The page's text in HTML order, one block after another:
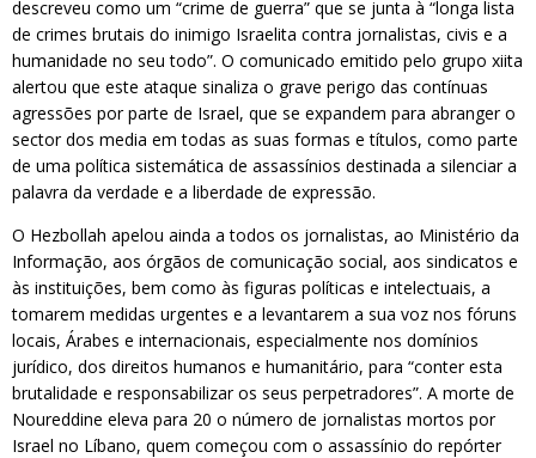
descreveu como um “crime de guerra” que se junta à “longa lista
de crimes brutais do inimigo Israelita contra jornalistas, civis e a
humanidade no seu todo”. O comunicado emitido pelo grupo xiita
alertou que este ataque sinaliza o grave perigo das contínuas
agressões por parte de Israel, que se expandem para abranger o
sector dos media em todas as suas formas e títulos, como parte
de uma política sistemática de assassínios destinada a silenciar a
palavra da verdade e a liberdade de expressão.
O Hezbollah apelou ainda a todos os jornalistas, ao Ministério da
Informação, aos órgãos de comunicação social, aos sindicatos e
às instituições, bem como às figuras políticas e intelectuais, a
tomarem medidas urgentes e a levantarem a sua voz nos fóruns
locais, Árabes e internacionais, especialmente nos domínios
jurídico, dos direitos humanos e humanitário, para “conter esta
brutalidade e responsabilizar os seus perpetradores”. A morte de
Noureddine eleva para 20 o número de jornalistas mortos por
Israel no Líbano, quem começou com o assassínio do repórter